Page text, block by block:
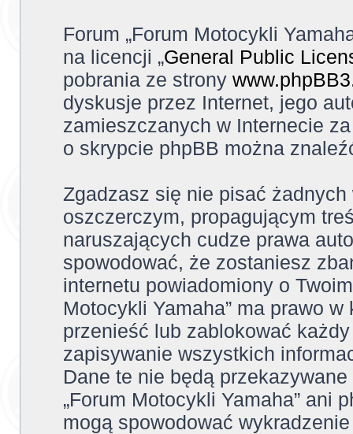
Forum „Forum Motocykli
na licencji „General Public
pobrania ze strony
dyskusje przez Internet, jego
zamieszczanych w Internecie
o skrypcie phpBB można
Zgadzasz się nie pisać
oszczerczym, propagującym
naruszających cudze prawa
spowodować, że zostaniesz
internetu powiadomiony o
Motocykli Yamaha” ma prawo
przenieść lub zablokować
zapisywanie wszystkich
Dane te nie będą
„Forum Motocykli Yamaha” ani
mogą spowodować